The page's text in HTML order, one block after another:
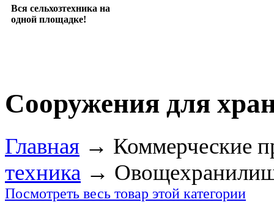
Вся сельхозтехника на
одной площадке!
Сооружения для
Главная → Коммерческие
техника →
Посмотреть весь товар этой категории